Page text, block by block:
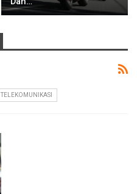
TELEKOMUNIKASI